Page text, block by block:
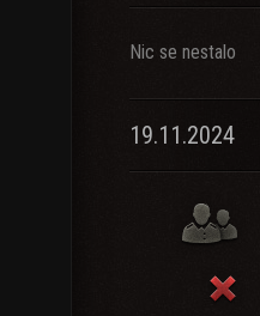
Nic se nestalo
19.11.2024